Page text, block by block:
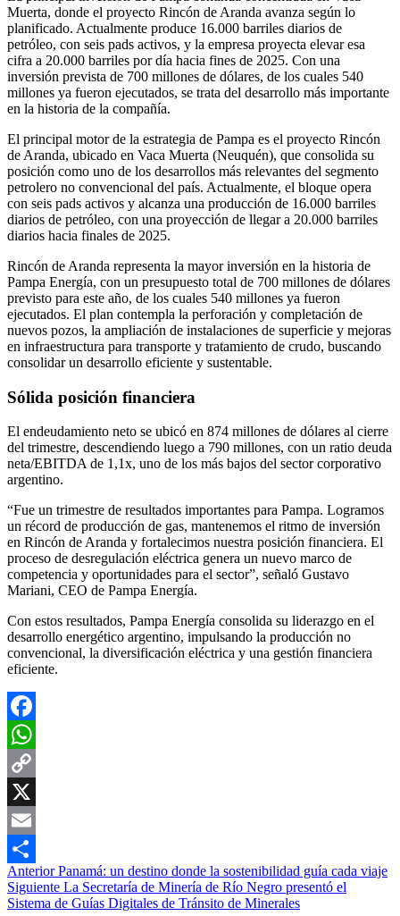
Muerta, donde el proyecto Rincón de Aranda avanza según lo
planificado. Actualmente produce 16.000 barriles diarios de
petróleo, con seis pads activos, y la empresa proyecta elevar esa
cifra a 20.000 barriles por día hacia fines de 2025. Con una
inversión prevista de 700 millones de dólares, de los cuales 540
millones ya fueron ejecutados, se trata del desarrollo más importante
en la historia de la compañía.
El principal motor de la estrategia de Pampa es el proyecto Rincón
de Aranda, ubicado en Vaca Muerta (Neuquén), que consolida su
posición como uno de los desarrollos más relevantes del segmento
petrolero no convencional del país. Actualmente, el bloque opera
con seis pads activos y alcanza una producción de 16.000 barriles
diarios de petróleo, con una proyección de llegar a 20.000 barriles
diarios hacia finales de 2025.
Rincón de Aranda representa la mayor inversión en la historia de
Pampa Energía, con un presupuesto total de 700 millones de dólares
previsto para este año, de los cuales 540 millones ya fueron
ejecutados. El plan contempla la perforación y completación de
nuevos pozos, la ampliación de instalaciones de superficie y mejoras
en infraestructura para transporte y tratamiento de crudo, buscando
consolidar un desarrollo eficiente y sustentable.
Sólida posición financiera
El endeudamiento neto se ubicó en 874 millones de dólares al cierre
del trimestre, descendiendo luego a 790 millones, con un ratio deuda
neta/EBITDA de 1,1x, uno de los más bajos del sector corporativo
argentino.
“Fue un trimestre de resultados importantes para Pampa. Logramos
un récord de producción de gas, mantenemos el ritmo de inversión
en Rincón de Aranda y fortalecimos nuestra posición financiera. El
proceso de desregulación eléctrica genera un nuevo marco de
competencia y oportunidades para el sector”, señaló Gustavo
Mariani, CEO de Pampa Energía.
Con estos resultados, Pampa Energía consolida su liderazgo en el
desarrollo energético argentino, impulsando la producción no
convencional, la diversificación eléctrica y una gestión financiera
eficiente.
Facebook
WhatsApp
Copy
Link
X
Email
Compartir
Navegación
de
AnteriorPanamá: un destino donde la sostenibilidad guía cada viaje
Siguiente La Secretaría de Minería de Río Negro presentó el
Sistema de Guías Digitales de Tránsito de Minerales